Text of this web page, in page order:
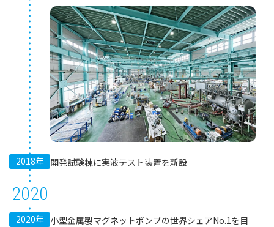
2018年 開発試験棟に実液テスト装置を新設
2020
2020年 小型金属製マグネットポンプの世界シェアNo.1を目